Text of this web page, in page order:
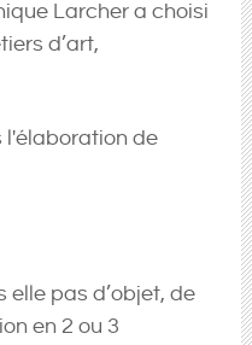
Larcher a choisi
d’art,
l'élaboration de
elle pas d’objet, de
en 2 ou 3